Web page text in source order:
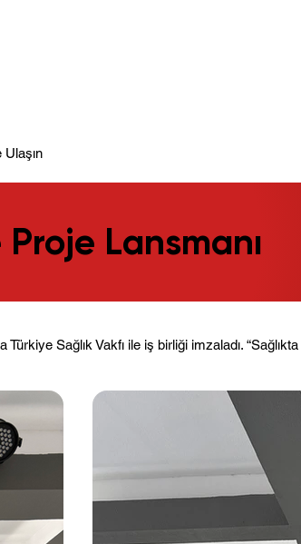
Ulaşın
Lansmanı
Türkiye Sağlık Vakfı ile iş birliği imzaladı.